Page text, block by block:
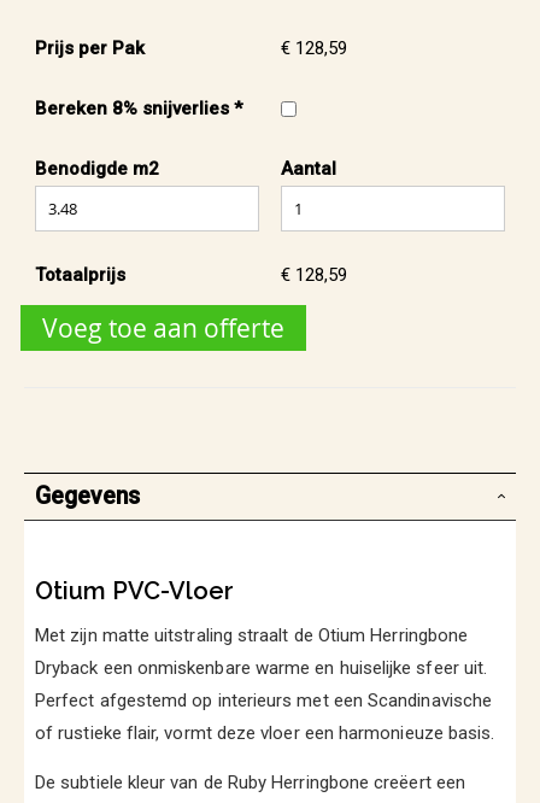
Prijs per Pak € 128,59
Bereken 8% snijverlies *
Benodigde m2 Aantal
Totaalprijs € 128,59
Voeg toe aan offerte
Gegevens
Otium PVC-Vloer
Met zijn matte uitstraling straalt de Otium Herringbone
Dryback een onmiskenbare warme en huiselijke sfeer uit.
Perfect afgestemd op interieurs met een Scandinavische
of rustieke flair, vormt deze vloer een harmonieuze basis.
De subtiele kleur van de Ruby Herringbone creëert een